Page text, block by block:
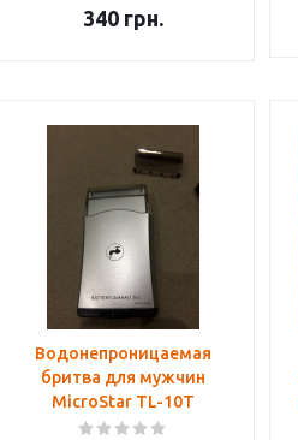
340 грн.
Водонепроницаемая
бритва для мужчин
MicroStar TL-10T